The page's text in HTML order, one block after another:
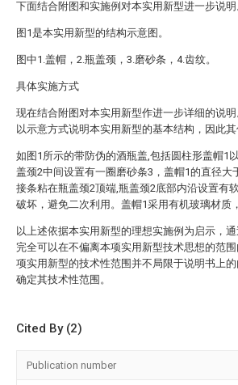
下面结合附图和实施例对本实用新型进一步说明
图1是本实用新型的结构示意图。
图中1.盖帽，2.瓶盖颈，3.磨砂条，4.齿纹。
具体实施方式
现在结合附图对本实用新型作进一步详细的说
以示意方式说明本实用新型的基本结构，因此
如图1所示的带防伪的酒瓶盖,包括圆柱形盖帽1
盖颈2中间设置有一圈磨砂条3，盖帽1的直径
接条粘在瓶盖颈2顶端,瓶盖颈2底部内沿设置有
破坏，避免二次利用。盖帽1采用有机玻璃材质
以上述依据本实用新型的理想实施例为启示，
完全可以在不偏离本项实用新型技术思想的范
项实用新型的技术性范围并不局限于说明书上
确定其技术性范围。
Cited By (2)
Publication number